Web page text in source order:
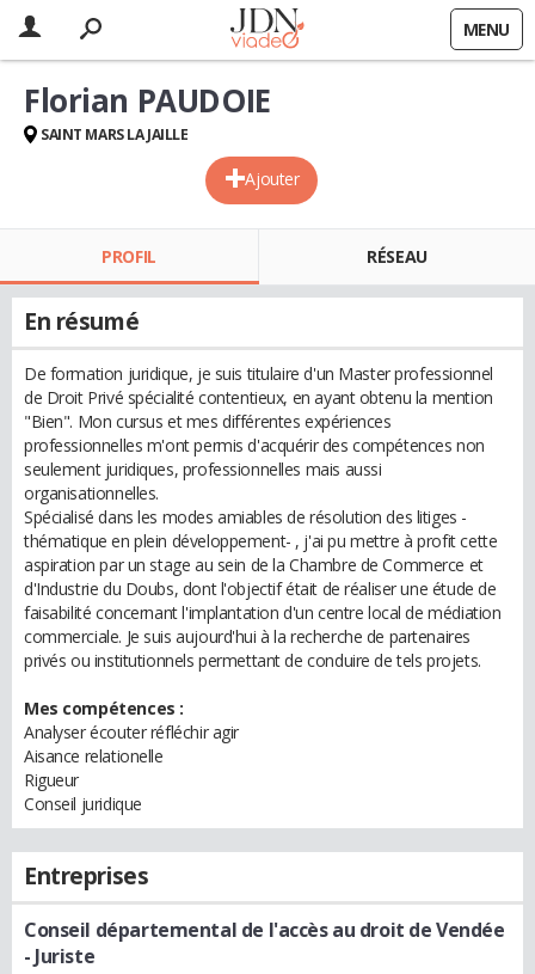
MENU
Ajouter
Florian PAUDOIE
SAINT MARS LA JAILLE
PROFIL RÉSEAU
En résumé
De formation juridique, je suis titulaire d'un Master professionnel
de Droit Privé spécialité contentieux, en ayant obtenu la mention
"Bien". Mon cursus et mes différentes expériences
professionnelles m'ont permis d'acquérir des compétences non
seulement juridiques, professionnelles mais aussi
organisationnelles.
Spécialisé dans les modes amiables de résolution des litiges -
thématique en plein développement- , j'ai pu mettre à profit cette
aspiration par un stage au sein de la Chambre de Commerce et
d'Industrie du Doubs, dont l'objectif était de réaliser une étude de
faisabilité concernant l'implantation d'un centre local de médiation
commerciale. Je suis aujourd'hui à la recherche de partenaires
privés ou institutionnels permettant de conduire de tels projets.
Mes compétences :
Analyser écouter réfléchir agir
Aisance relationelle
Rigueur
Conseil juridique
Entreprises
Conseil départemental de l'accès au droit de Vendée
- Juriste